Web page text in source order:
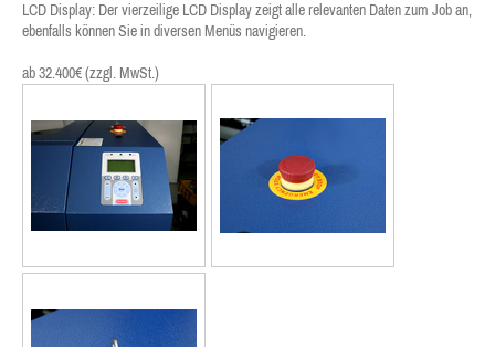
LCD Display: Der vierzeilige LCD Display zeigt alle relevanten Daten zum Job an,
ebenfalls können Sie in diversen Menüs navigieren.
ab 32.400€ (zzgl. MwSt.)